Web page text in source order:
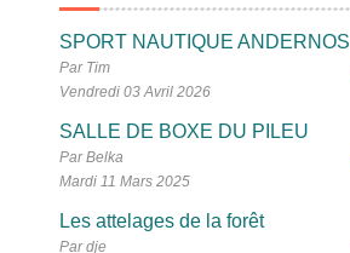
SPORT NAUTIQUE ANDERNOS
Par Tim
Vendredi 03 Avril 2026
SALLE DE BOXE DU PILEU
Par Belka
Mardi 11 Mars 2025
Les attelages de la forêt
Par dje